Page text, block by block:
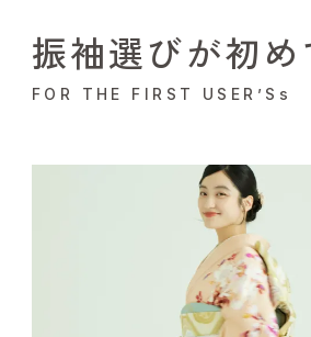
振袖選びが初
FOR THE FIRST USER’Ss